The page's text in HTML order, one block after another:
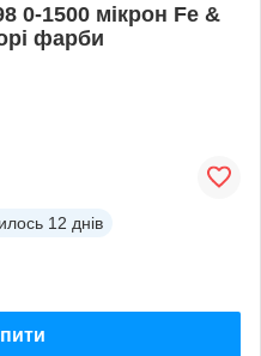
0-1500 мікрон Fe &
фарби
12 днів